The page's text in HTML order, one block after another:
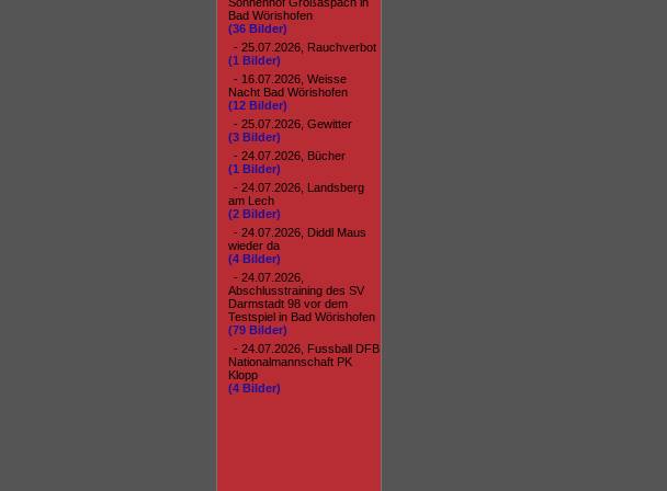
Bad Wörishofen
(36 Bilder)
- 25.07.2026, Rauchverbot
(1 Bilder)
- 16.07.2026, Weisse
Nacht Bad Wörishofen
(12 Bilder)
- 25.07.2026, Gewitter
(3 Bilder)
- 24.07.2026, Bücher
(1 Bilder)
- 24.07.2026, Landsberg
am Lech
(2 Bilder)
- 24.07.2026, Diddl Maus
wieder da
(4 Bilder)
- 24.07.2026,
Abschlusstraining des SV
Darmstadt 98 vor dem
Testspiel in Bad Wörishofen
(79 Bilder)
- 24.07.2026, Fussball DFB
Nationalmannschaft PK
Klopp
(4 Bilder)